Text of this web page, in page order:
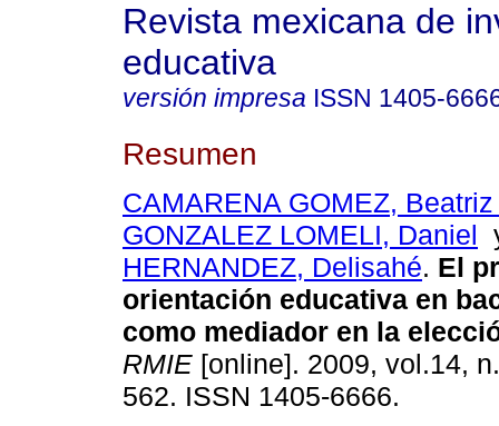
Revista mexicana de
educativa
versión impresa ISSN 1405-
Resumen
CAMARENA GOMEZ,
GONZALEZ LOMELI, Daniel
HERNANDEZ, Delisahé. El
orientación educativa en
como mediador en la
RMIE [online]. 2009, vol.14,
562. ISSN 1405-6666.